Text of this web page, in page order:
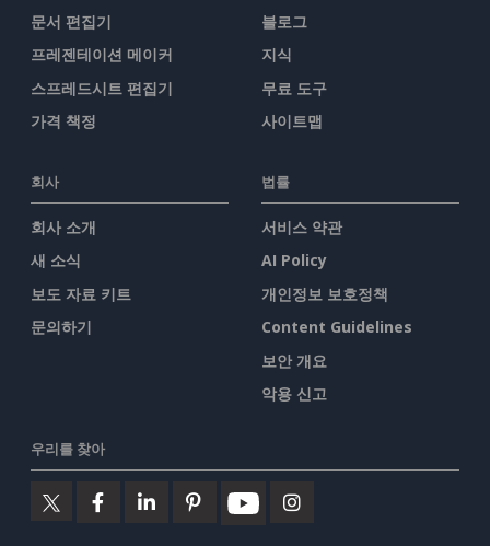
문서 편집기
프레젠테이션 메이커
스프레드시트 편집기
가격 책정
블로그
지식
무료 도구
사이트맵
회사
회사 소개
새 소식
보도 자료 키트
문의하기
법률
서비스 약관
AI Policy
개인정보 보호정책
Content Guidelines
보안 개요
악용 신고
우리를 찾아